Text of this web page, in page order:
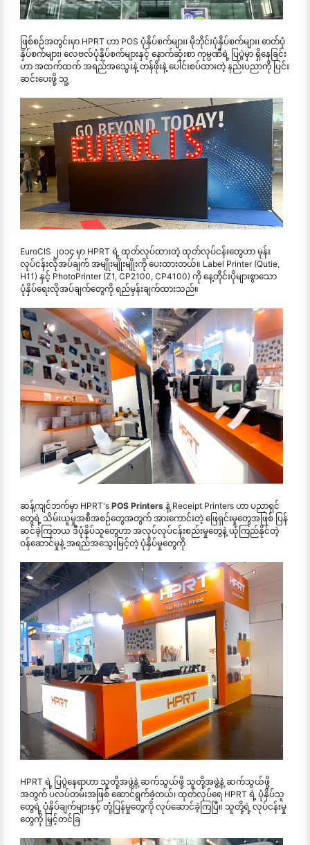
ဖြစ်စဉ်အတွင်းမှာ HPRT ဟာ POS ပုံနှိပ်စက်များ၊ မိုဘိုင်းပုံနှိပ်စက်များ၊ ဓာတ်ပုံ
နှိပ်စက်များ၊ လေဗလ်ပုံနှိပ်စက်များနှင့် နောက်ဆုံးစာ ကုမ္ပဏီရဲ့ ပြပွဲမှာ ရှိနေခြင်း
ဟာ အထက်ထက် အရည်အသွေးနဲ့ တန်ဖိုးနဲ့ ပေါင်းစပ်ထားတဲ့ နည်းပညာကို ပြင်း
ဆင်းပေးဖို့ သူ့
EuroCIS ၂၀၁၄ မှာ HPRT ရဲ့ ထုတ်လုပ်ထားတဲ့ ထုတ်လုပ်ငန်းတွေဟာ မုန်း
လုပ်ငန်းလိုအပ်ချက် အမျိုးမျိုးမျိုးကို ပေးထားတယ်။ Label Printer (Qutie,
H11) နှင့် PhotoPrinter (Z1, CP2100, CP4100) ကို နေ့တိုင်းပိုများစွာသော
ပုံနှိပ်ရေးလိုအပ်ချက်တွေကို ရည်မှန်းချက်ထားသည်။
ဆန့်ကျင်ဘက်မှာ HPRT's POS Printers နဲ့ Receipt Printers ဟာ ပညာရှင်
တွေရဲ့ သိမ်းယူမှုအစီအစဉ်တွေအတွက် အားကောင်းတဲ့ ဖြေရှင်းမှုတွေအဖြစ် ပြန်
ဆင်ခဲ့ကြတယ ဒီပုံနှိပ်သူတွေဟာ အလုပ်လုပ်ငန်းစည်းမှုတွေနဲ့ ယုံကြည်နိုင်တဲ့
ဝန်ဆောင်မှုနဲ့ အရည်အသွေးမြင့်တဲ့ ပုံနှိပ်မှုတွေကို
HPRT ရဲ့ ပြပွဲနေရာဟာ သူတို့အဖွဲ့နဲ့ ဆက်သွယ်ဖို့ သူတို့အဖွဲ့နဲ့ ဆက်သွယ်ဖို့
အတွက် ပလပ်တမ်းအဖြစ် ဆောင်ရွက်ခဲ့တယ်၊ ထုတ်လုပ်ရေ HPRT ရဲ့ ပုံနှိပ်သူ
တွေရဲ့ ပုံနှိပ်ချက်များနှင့် တုံ့ပြန်မှုတွေကို လုပ်ဆောင်ခဲ့ကြပြီ။ သူတို့ရဲ့ လုပ်ငန်းမှု
တွေကို မြှင့်တင်ခြ